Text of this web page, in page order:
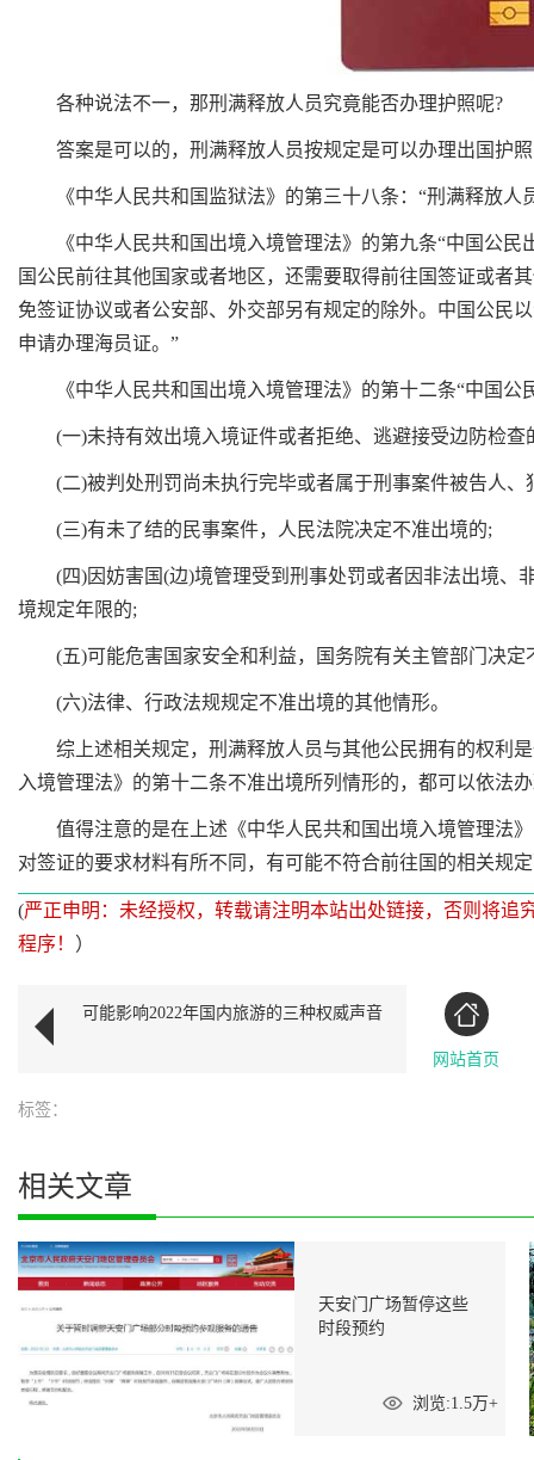
各种说法不一，那刑满释放人员究竟能否办理护照呢?
答案是可以的，刑满释放人员按规定是可以办理出国护
《中华人民共和国监狱法》的第三十八条：“刑满释放人
《中华人民共和国出境入境管理法》的第九条“中国公民
国公民前往其他国家或者地区，还需要取得前往国签证或者
免签证协议或者公安部、外交部另有规定的除外。中国公民
申请办理海员证。”
《中华人民共和国出境入境管理法》的第十二条“中国公
(一)未持有效出境入境证件或者拒绝、逃避接受边防检查
(二)被判处刑罚尚未执行完毕或者属于刑事案件被告人、
(三)有未了结的民事案件，人民法院决定不准出境的;
(四)因妨害国(边)境管理受到刑事处罚或者因非法出境、
境规定年限的;
(五)可能危害国家安全和利益，国务院有关主管部门决定
(六)法律、行政法规规定不准出境的其他情形。
综上述相关规定，刑满释放人员与其他公民拥有的权利是
入境管理法》的第十二条不准出境所列情形的，都可以依法
值得注意的是在上述《中华人民共和国出境入境管理法》
对签证的要求材料有所不同，有可能不符合前往国的相关规
(严正申明：未经授权，转载请注明本站出处链接，否则将
程序！ ）
可能影响2022年国内旅游的三种权威声音
网站首页
标签：
相关文章
天安门广场暂停这些
时段预约
浏览:1.5万+